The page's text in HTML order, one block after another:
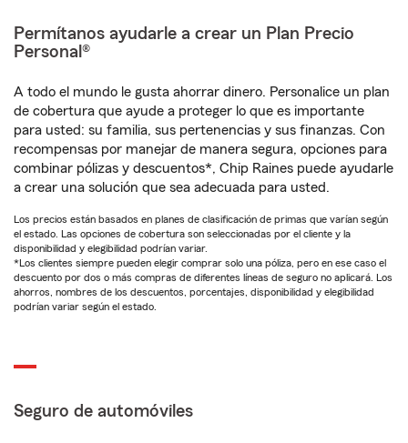
Permítanos ayudarle a crear un Plan Precio
Personal®
A todo el mundo le gusta ahorrar dinero. Personalice un plan
de cobertura que ayude a proteger lo que es importante
para usted: su familia, sus pertenencias y sus finanzas. Con
recompensas por manejar de manera segura, opciones para
combinar pólizas y descuentos*, Chip Raines puede ayudarle
a crear una solución que sea adecuada para usted.
Los precios están basados en planes de clasificación de primas que varían según
el estado. Las opciones de cobertura son seleccionadas por el cliente y la
disponibilidad y elegibilidad podrían variar.
*Los clientes siempre pueden elegir comprar solo una póliza, pero en ese caso el
descuento por dos o más compras de diferentes líneas de seguro no aplicará. Los
ahorros, nombres de los descuentos, porcentajes, disponibilidad y elegibilidad
podrían variar según el estado.
Seguro de automóviles